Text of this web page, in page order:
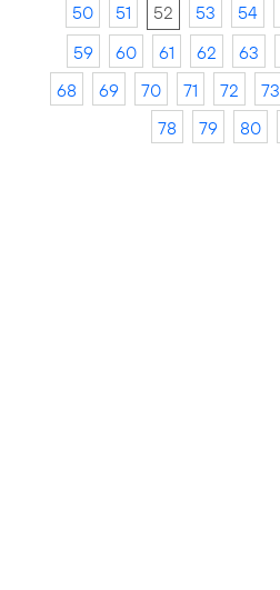
50
51 52 53 54
59
60 61 62 63
68
69 70 71 72 73
78
79 80